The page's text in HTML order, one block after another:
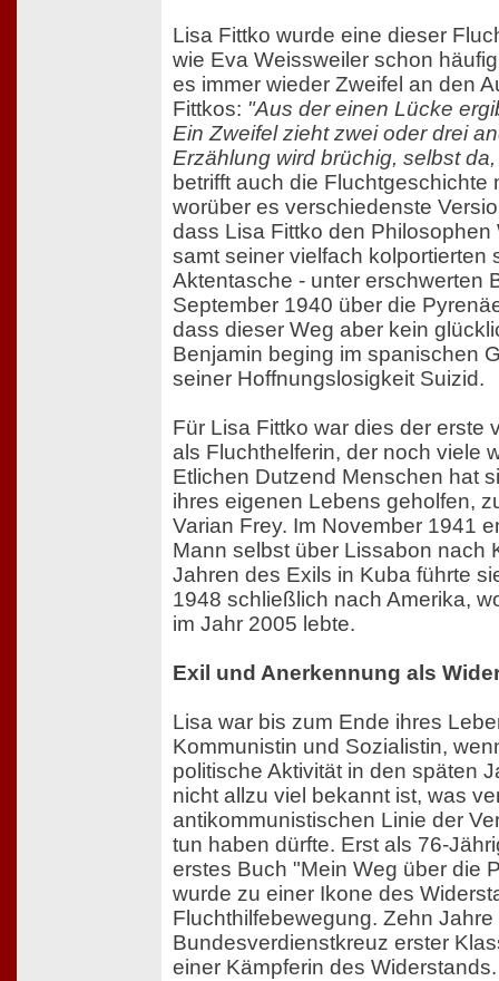
Lisa Fittko wurde eine dieser
wie Eva Weissweiler schon
es immer wieder Zweifel an den
Fittkos: "Aus der einen Lücke
Ein Zweifel zieht zwei oder drei
Erzählung wird brüchig, selbst
betrifft auch die Fluchtgeschichte
worüber es verschiedenste
dass Lisa Fittko den Philosophen
samt seiner vielfach kolportierten
Aktentasche - unter erschwerten
September 1940 über die
dass dieser Weg aber kein
Benjamin beging im spanischen
seiner Hoffnungslosigkeit Suizid.
Für Lisa Fittko war dies der erste
als Fluchthelferin, der noch viele
Etlichen Dutzend Menschen hat
ihres eigenen Lebens geholfen,
Varian Frey. Im November 1941
Mann selbst über Lissabon nach
Jahren des Exils in Kuba führte
1948 schließlich nach Amerika,
im Jahr 2005 lebte.
Exil und Anerkennung als
Lisa war bis zum Ende ihres
Kommunistin und Sozialistin,
politische Aktivität in den späten
nicht allzu viel bekannt ist, was
antikommunistischen Linie der
tun haben dürfte. Erst als 76-
erstes Buch "Mein Weg über die
wurde zu einer Ikone des
Fluchthilfebewegung. Zehn
Bundesverdienstkreuz erster
einer Kämpferin des Widerstands.